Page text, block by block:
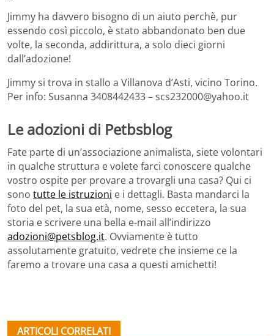
Jimmy ha davvero bisogno di un aiuto perchè, pur
essendo così piccolo, è stato abbandonato ben due
volte, la seconda, addirittura, a solo dieci giorni
dall’adozione!
Jimmy si trova in stallo a Villanova d’Asti, vicino Torino.
Per info: Susanna 3408442433 – scs232000@yahoo.it
Le adozioni di Petbsblog
Fate parte di un’associazione animalista, siete volontari
in qualche struttura e volete farci conoscere qualche
vostro ospite per provare a trovargli una casa? Qui ci
sono tutte le istruzioni e i dettagli. Basta mandarci la
foto del pet, la sua età, nome, sesso eccetera, la sua
storia e scrivere una bella e-mail all’indirizzo
adozioni@petsblog.it. Ovviamente è tutto
assolutamente gratuito, vedrete che insieme ce la
faremo a trovare una casa a questi amichetti!
ARTICOLI CORRELATI